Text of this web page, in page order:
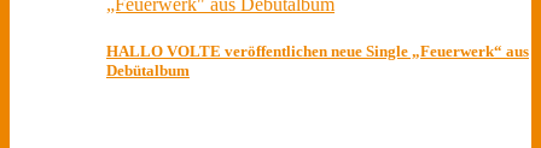
HALLO VOLTE veröffentlichen neue Single „Feuerwerk“ aus
Debütalbum